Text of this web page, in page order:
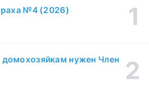
1-6 серия
№4 (2026)
нужен Член